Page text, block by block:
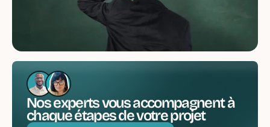
Nos experts vous accompagnent à
chaque étapes de votre projet